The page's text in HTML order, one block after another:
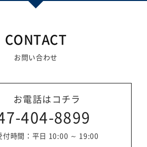
CONTACT
お問い合わせ
お電話はコチラ
404-8899
付時間：平日 10:00 ～ 19:00